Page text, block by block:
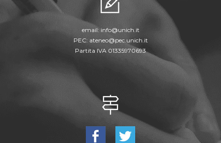
email: info@unich.it
PEC: ateneo@pec.unich.it
Partita IVA 01335970693